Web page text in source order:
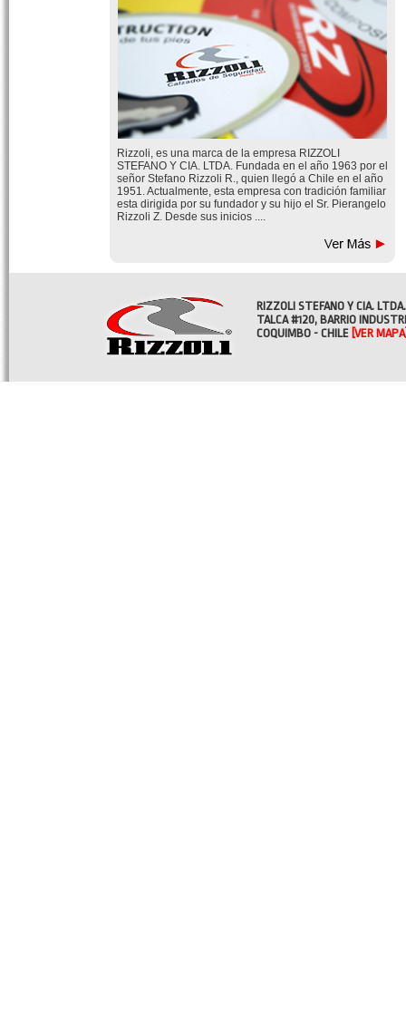
Rizzoli, es una marca de la empresa RIZZOLI
STEFANO Y CIA. LTDA. Fundada en el año 1963 por el
señor Stefano Rizzoli R., quien llegó a Chile en el año
1951. Actualmente, esta empresa con tradición familiar
esta dirigida por su fundador y su hijo el Sr. Pierangelo
Rizzoli Z. Desde sus inicios ....
RIZZOLI STEFANO Y CIA. LTDA.
TALCA #120, BARRIO
COQUIMBO - CHILE [VER